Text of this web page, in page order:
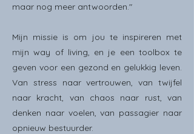
maar nog meer antwoorden."
Mijn missie is om jou te inspireren met
mijn way of living, en je een toolbox te
geven voor een gezond en gelukkig leven.
Van stress naar vertrouwen, van twijfel
naar kracht, van chaos naar rust, van
denken naar voelen, van passagier naar
opnieuw bestuurder.